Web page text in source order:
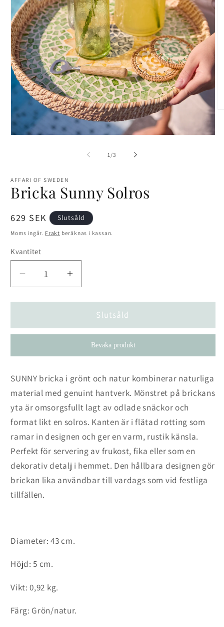
1 /av
3
AFFARI OF SWEDEN
Bricka Sunny Solros
Ordinarie
pris
629 SEK Slutsåld
Moms ingår. Frakt beräknas i kassan.
Kvantitet
Kvantitet
Minska
kvantitet
för
Sunny
Öka
kvantitet
för
Bricka
Sunny
Slutsåld
Bevaka produkt
SUNNY bricka i grönt och natur kombinerar naturliga
material med genuint hantverk. Mönstret på brickans
yta är omsorgsfullt lagt av odlade snäckor och
format likt en solros. Kanten är i flätad rotting som
ramar in designen och ger en varm, rustik känsla.
Perfekt för servering av frukost, fika eller som en
dekorativ detalj i hemmet. Den hållbara designen gör
brickan lika användbar till vardags som vid festliga
tillfällen.
Diameter: 43 cm.
Höjd: 5 cm.
Vikt: 0,92 kg.
Färg: Grön/natur.